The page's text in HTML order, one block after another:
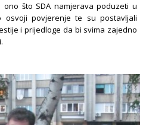
što SDA namjerava poduzeti u
osvoji povjerenje te su postavljali
i prijedloge da bi svima zajedno